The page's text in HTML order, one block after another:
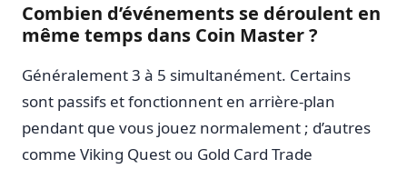
Combien d’événements se déroulent en
même temps dans Coin Master ?
Généralement 3 à 5 simultanément. Certains
sont passifs et fonctionnent en arrière-plan
pendant que vous jouez normalement ; d’autres
comme Viking Quest ou Gold Card Trade